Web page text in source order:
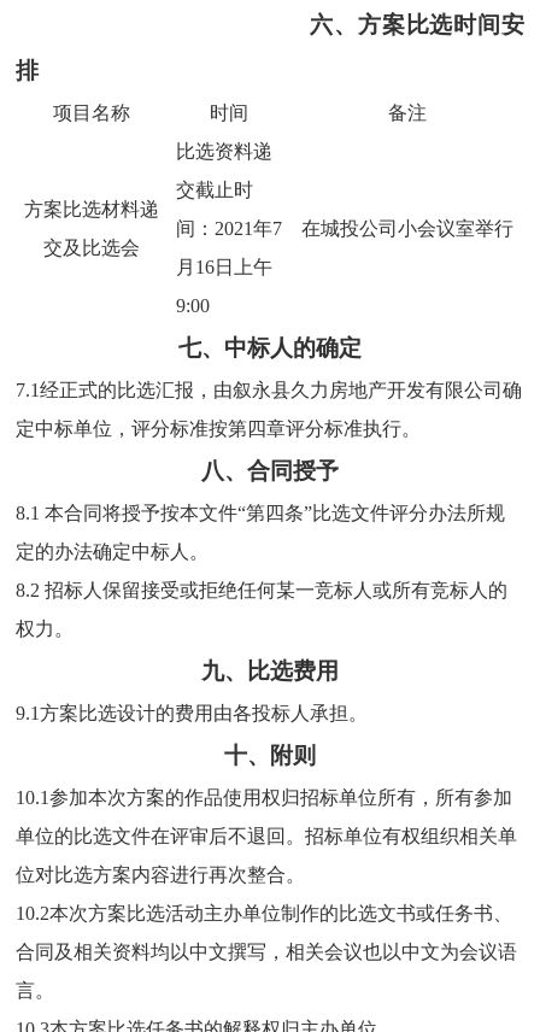
六、方案比选时间安
排
项目名称 时间 备注
方案比选材料递
交及比选会
比选资料递
交截止时
间： 2021年7
月16日上午
9:00
在城投公司小会议室举行
七、中标人的确定
7.1经正式的比选汇报，由叙永县久力房地产开发有限公司确
定中标单位，评分标准按第四章评分标准执行。
八、合同授予
8.1 本合同将授予按本文件“第四条”比选文件评分办法所规
定的办法确定中标人。
8.2 招标人保留接受或拒绝任何某一竞标人或所有竞标人的
权力。
九、比选费用
9.1方案比选设计的费用由各投标人承担。
十、附则
10.1参加本次方案的作品使用权归招标单位所有，所有参加
单位的比选文件在评审后不退回。招标单位有权组织相关单
位对比选方案内容进行再次整合。
10.2本次方案比选活动主办单位制作的比选文书或任务书、
合同及相关资料均以中文撰写，相关会议也以中文为会议语
言。